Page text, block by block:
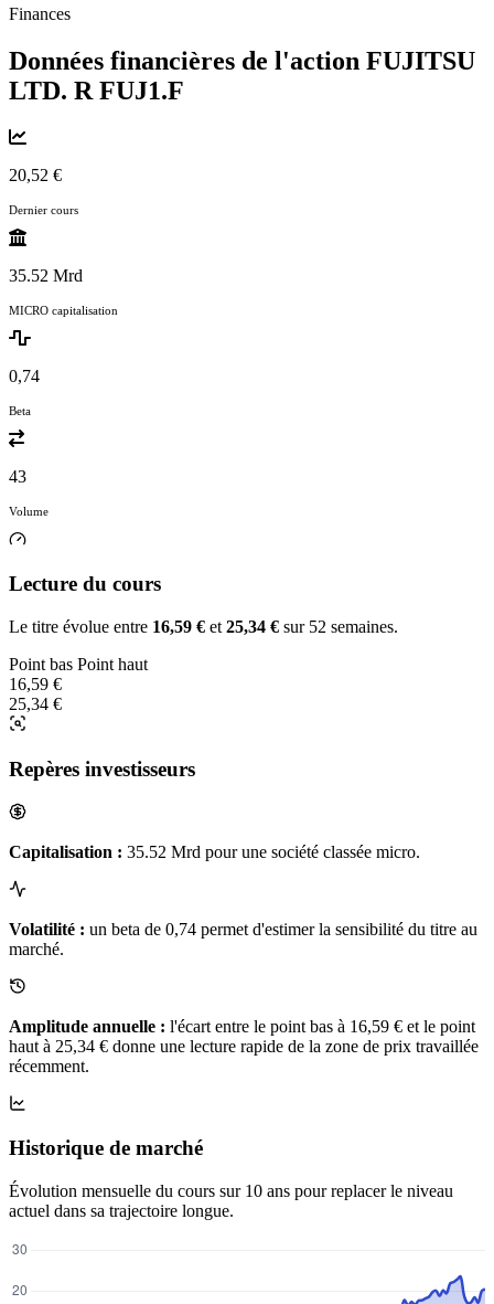
Finances
Données financières de l'action FUJITSU
LTD. R FUJ1.F
20,52 €
Dernier cours
35.52 Mrd
MICRO capitalisation
0,74
Beta
43
Volume
Lecture du cours
Le titre évolue entre 16,59 € et 25,34 € sur 52 semaines.
Point bas Point haut
16,59 €
25,34 €
Repères investisseurs
Capitalisation : 35.52 Mrd pour une société classée micro.
Volatilité : un beta de 0,74 permet d'estimer la sensibilité du titre au
marché.
Amplitude annuelle : l'écart entre le point bas à 16,59 € et le point
haut à 25,34 € donne une lecture rapide de la zone de prix travaillée
récemment.
Historique de marché
Évolution mensuelle du cours sur 10 ans pour replacer le niveau
actuel dans sa trajectoire longue.